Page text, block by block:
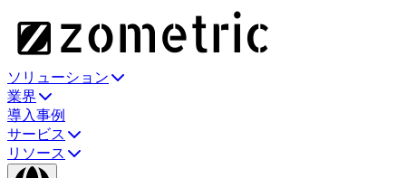
ソリューション
業界
導入事例
サービス
リソース